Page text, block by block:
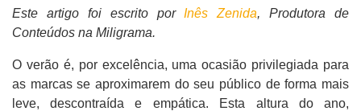
Este artigo foi escrito porInês Zenida, Produtora de
Conteúdos na Miligrama.
O verão é, por excelência, uma ocasião privilegiada para
as marcas se aproximarem do seu público de forma mais
leve, descontraída e empática. Esta altura do ano,